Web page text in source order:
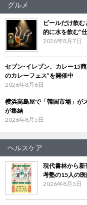
グルメ
ビールだけ飲
的に水を飲む”
2026年8月7日
セブン‐イレブン、カレー15
のカレーフェス”を開催中
2026年8月6日
横浜高島屋で「韓国市場」
が集結
2026年8月5日
ヘルスケア
現代書林から
考塾の15人の
2026年8月5日